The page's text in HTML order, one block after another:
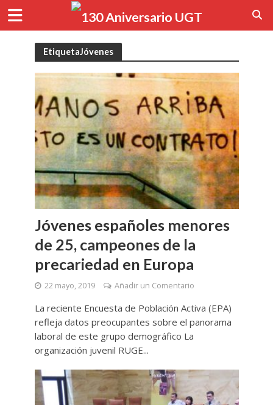
EtiquetaJóvenes
Jóvenes españoles menores
de 25, campeones de la
precariedad en Europa
22 mayo, 2019 Añadir un Comentario
La reciente Encuesta de Población Activa (EPA)
refleja datos preocupantes sobre el panorama
laboral de este grupo demográfico La
organización juvenil RUGE...